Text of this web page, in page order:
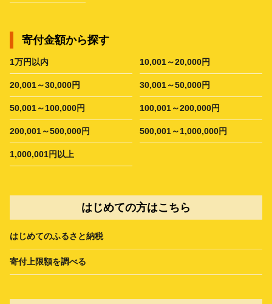
寄付金額から探す
1万円以内 10,001～20,000円
20,001～30,000円 30,001～50,000円
50,001～100,000円 100,001～200,000円
200,001～500,000円 500,001～1,000,000円
1,000,001円以上
はじめての方はこちら
はじめてのふるさと納税
寄付上限額を調べる